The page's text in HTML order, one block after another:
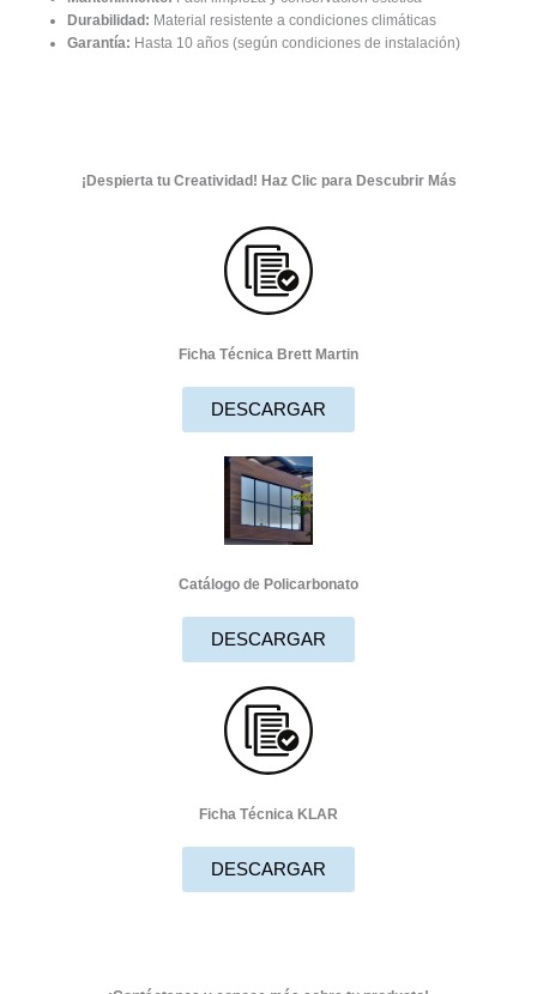
Durabilidad: Material resistente a condiciones climáticas
Garantía: Hasta 10 años (según condiciones de instalación)
¡Despierta tu Creatividad! Haz Clic para Descubrir Más
Ficha Técnica Brett Martin
DESCARGAR
Catálogo de Policarbonato
DESCARGAR
Ficha Técnica KLAR
DESCARGAR